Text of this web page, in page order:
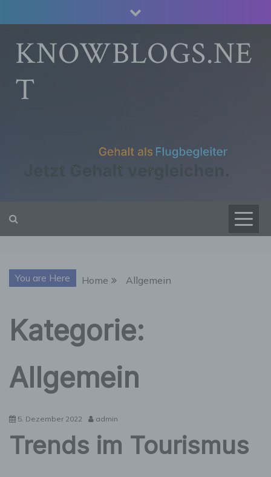
to
contentKNOWBLOGS.NE
T
You are Here Home Allgemein
Kategorie:
Allgemein
5. Dezember 2022 admin
Trends im Tourismus